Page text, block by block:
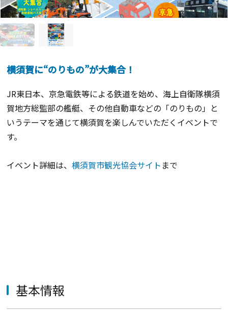
横須賀に“のりもの”が大集合！
JR東日本、京急電鉄等による鉄道を始め、海上自衛隊横須
賀地方総監部の艦艇、その他自動車などの「のりもの」と
いうテーマを通じて横須賀を楽しんでいただくイベントで
す。
イベント詳細は、横須賀市観光協会サイト まで
基本情報